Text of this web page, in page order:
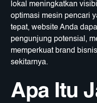
lokal meningkatkan
optimasi mesin pencari
tepat, website Anda
pengunjung potensial,
memperkuat brand
sekitarnya.
Apa Itu